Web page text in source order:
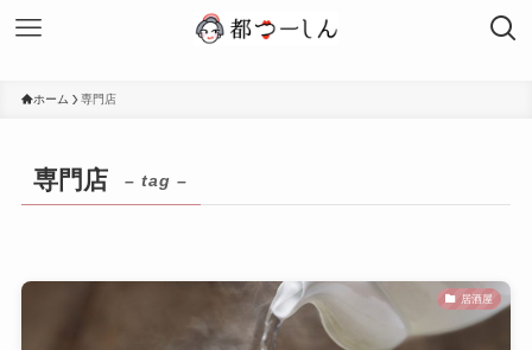
ホーム 専門店
専門店 – tag –
居酒屋